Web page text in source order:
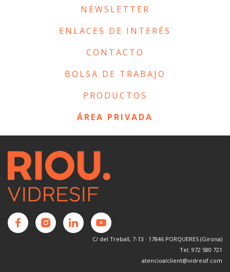
NEWSLETTER
ENLACES DE INTERÉS
CONTACTO
BOLSA DE TRABAJO
PRODUCTOS
ÁREA PRIVADA
C/ del Treball, 7-13 · 17846 PORQUERES (Girona)
Tel. 972 580 721
atencioalclient@vidresif.com